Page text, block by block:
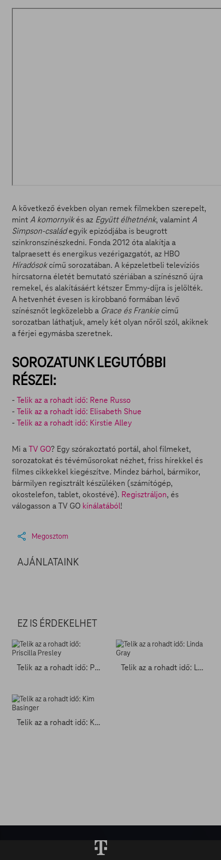
A következő években olyan remek filmekben szerepelt,
mintA komornyikés az Együtt élhetnénk, valamintA
Simpson-családegyik epizódjába is beugrott
szinkronszínészkedni. Fonda 2012 óta alakítja a
talpraesett és energikus vezérigazgatót, az HBO
Híradósokcímű sorozatában. A képzeletbeli televíziós
hírcsatorna életét bemutató szériában a színésznő újra
remekel, és alakításáért kétszer Emmy-díjra is jelölték.
A hetvenhét évesen is kirobbanó formában lévő
színésznőt legközelebb a Grace és Frankie című
sorozatban láthatjuk, amely két olyan nőről szól, akiknek
a férjei egymásba szeretnek.
SOROZATUNK LEGUTÓBBI
RÉSZEI:
- Telik az a rohadt idő: Rene Russo
- Telik az a rohadt idő: Elisabeth Shue
- Telik az a rohadt idő: Kirstie Alley
Mi aTV GO? Egy szórakoztató portál, ahol filmeket,
sorozatokat és tévéműsorokat nézhet, friss hírekkel és
filmes cikkekkel kiegészítve. Mindez bárhol, bármikor,
bármilyen regisztrált készüléken (számítógép,
okostelefon, tablet, okostévé). Regisztráljon, és
válogasson a TV GO kínálatából!
Megosztom
AJÁNLATAINK
EZ IS ÉRDEKELHET
Telik az a rohadt idő: Priscilla Presley Telik az a rohadt idő: Linda Gray
Telik az a rohadt idő: Kim Basinger